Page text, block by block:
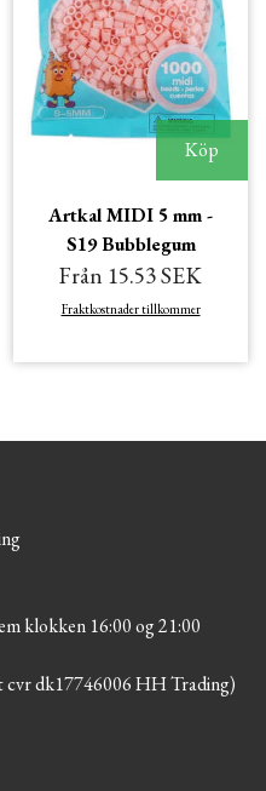
Köp
Artkal MIDI 5 mm -
S19 Bubblegum
Från 15.53 SEK
Fraktkostnader tillkommer
klokken 16:00 og 21:00
cvr dk17746006 HH Trading)